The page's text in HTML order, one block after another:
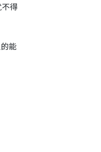
得
能